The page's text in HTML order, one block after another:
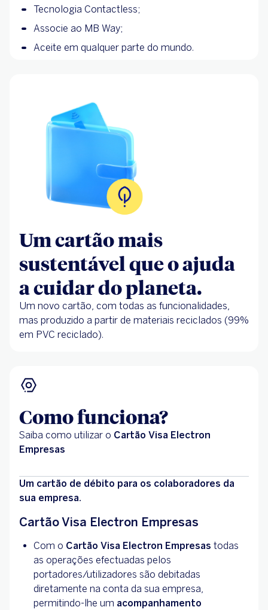
Tecnologia Contactless;
Associe ao MB Way;
Aceite em qualquer parte do mundo.
Um cartão mais
sustentável que o ajuda
a cuidar do planeta.
Um novo cartão, com todas as funcionalidades,
mas produzido a partir de materiais reciclados (99%
em PVC reciclado).
Como funciona?
Saiba como utilizar o Cartão Visa Electron
Empresas
Um cartão de débito para os colaboradores da
sua empresa.
Cartão Visa Electron Empresas
Com o Cartão Visa Electron Empresas todas
as operações efectuadas pelos
portadores/utilizadores são debitadas
diretamente na conta da sua empresa,
permitindo-lhe um acompanhamento